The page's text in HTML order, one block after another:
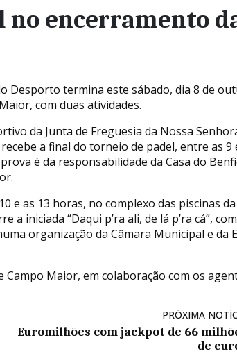
no encerramento
Desporto termina este sábado, dia 8 de
com duas atividades.
da Junta de Freguesia da Nossa
a final do torneio de padel, entre as 9
é da responsabilidade da Casa do
e as 13 horas, no complexo das piscinas
a iniciada “Daqui p’ra ali, de lá p’ra cá”,
organização da Câmara Municipal e da
Maior, em colaboração com os
PRÓXIMA
Euromilhões com jackpot de 66
de